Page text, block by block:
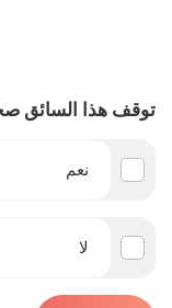
توقف هذا السائق
نعم
لا